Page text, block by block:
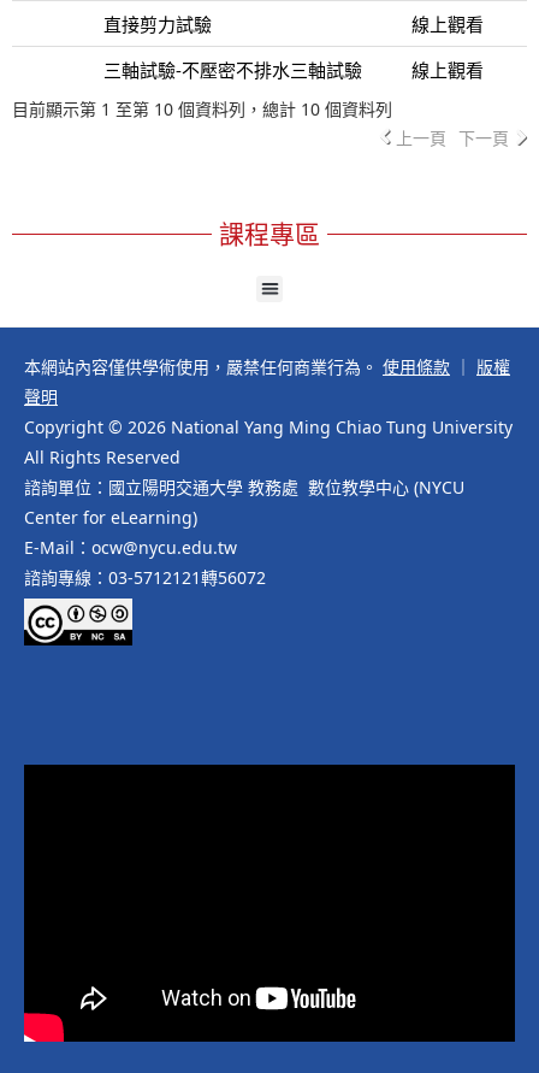
直接剪力試驗
線上觀看
三軸試驗-不壓密不排水三軸試驗
線上觀看
目前顯示第 1 至第 10 個資料列，總計 10 個資料列
上一頁 下一頁
課程專區
本網站內容僅供學術使用，嚴禁任何商業行為。 使用條款
版權
聲明
Copyright © 2026 National Yang Ming Chiao Tung University
All Rights Reserved
諮詢單位：國立陽明交通大學 教務處 數位教學中心 (NYCU
Center for eLearning)
E-Mail：ocw@nycu.edu.tw
諮詢專線：03-5712121轉56072